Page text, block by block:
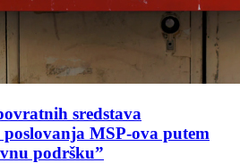
sredstava
MSP-ova putem
podršku”